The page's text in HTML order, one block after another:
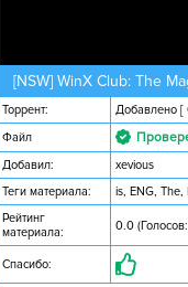
[NSW] WinX Club: The
Торрент: Добавлено [
Файл
Добавил:
xevious
Теги материала:
is, ENG, The,
Рейтинг
материала:
0.0
Спасибо: